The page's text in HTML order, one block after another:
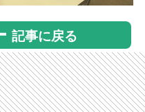
記事に戻る